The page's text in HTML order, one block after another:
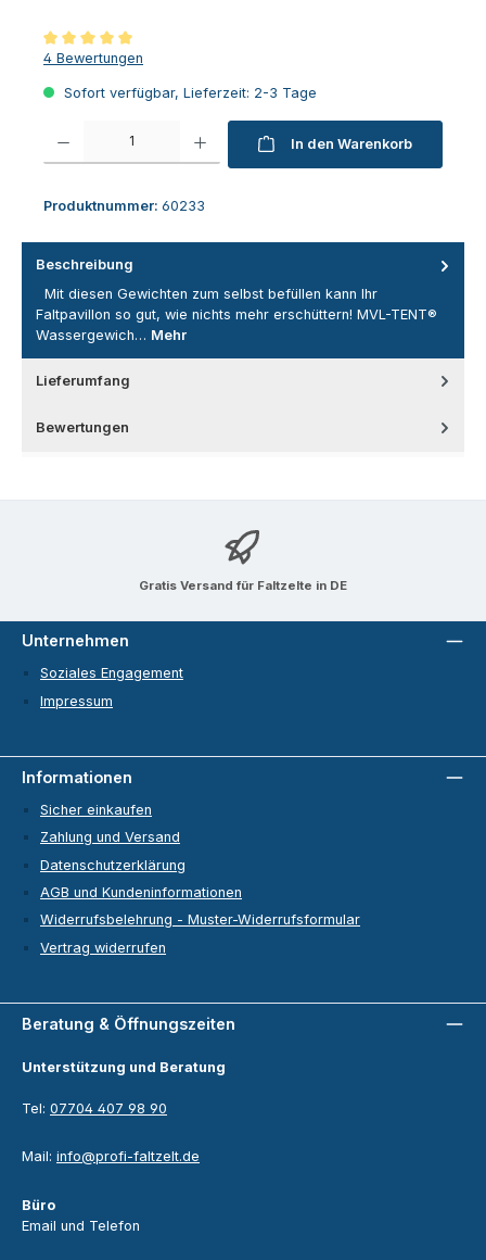
Durchschnittliche Bewertung von 5 von 5 Sternen
4 Bewertungen
Sofort verfügbar, Lieferzeit: 2-3 Tage
Produkt Anzahl: Gib den gewünschten Wert ein oder benutze die
In den Warenkorb
Produktnummer: 60233
Beschreibung
Mit diesen Gewichten zum selbst befüllen kann Ihr
Faltpavillon so gut, wie nichts mehr erschüttern! MVL-TENT®
Wassergewich… Mehr
Lieferumfang
Bewertungen
Gratis Versand für Faltzelte in DE
Beratung & Öffnungszeiten
Unterstützung und Beratung
Tel: 07704 407 98 90
Mail: info@profi-faltzelt.de
Büro
Email und Telefon
Unternehmen
Soziales Engagement
Impressum
Informationen
Sicher einkaufen
Zahlung und Versand
Datenschutzerklärung
AGB und Kundeninformationen
Widerrufsbelehrung - Muster-Widerrufsformular
Vertrag widerrufen